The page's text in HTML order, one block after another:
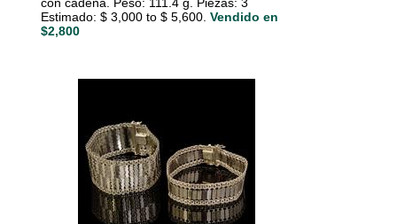
Estimado: $ 3,000 to $ 5,600. Vendido en
$2,800